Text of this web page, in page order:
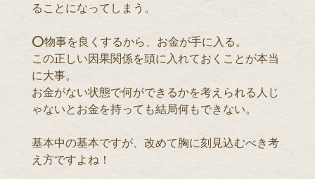
ることになってしまう。
⭕️物事を良くするから、お金が手に入る。
この正しい因果関係を頭に入れておくことが本当
に大事。
お金がない状態で何ができるかを考えられる人じ
ゃないとお金を持っても結局何もできない。
基本中の基本ですが、改めて胸に刻見込むべき考
え方ですよね！